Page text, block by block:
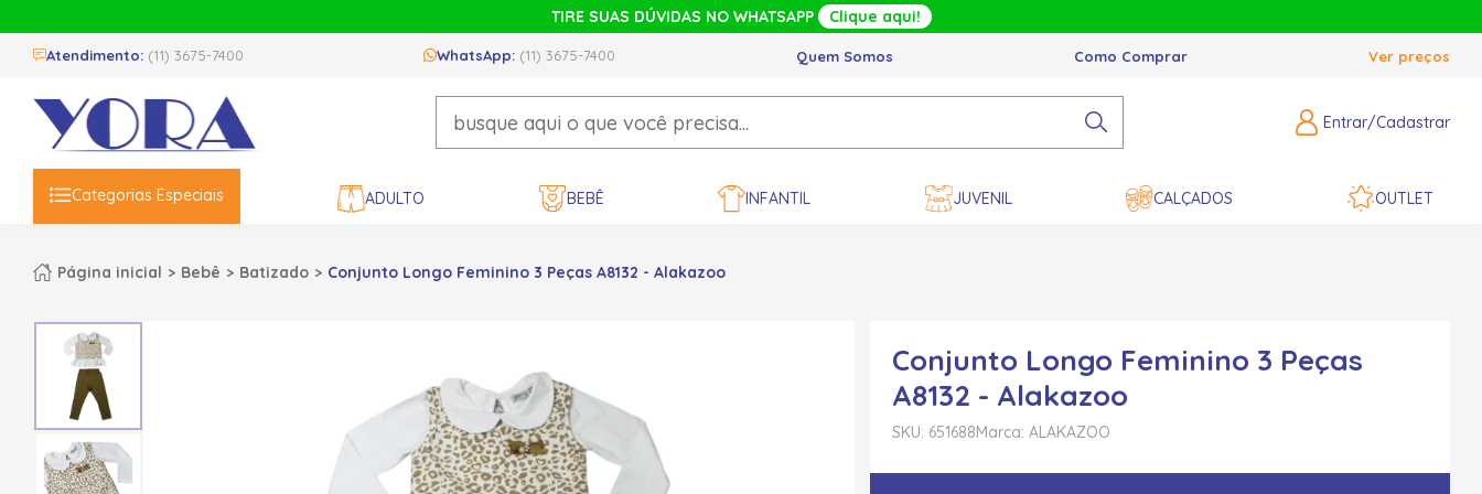
TIRE SUAS DÚVIDAS NO WHATSAPP Clique aqui!
Atendimento: (11) 3675-7400 WhatsApp: (11) 3675-7400 Quem Somos Como Comprar Ver preços
Entrar/Cadastrar
Categorias Especiais ADULTO BEBÊ INFANTIL JUVENIL CALÇADOS OUTLET
Página inicial Bebê Batizado Conjunto Longo Feminino 3 Peças A8132 - Alakazoo
Conjunto Longo Feminino 3 Peças
A8132 - Alakazoo
SKU: 651688Marca: ALAKAZOO